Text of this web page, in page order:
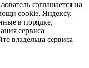
соглашается на
cookie, Яндексу.
в порядке,
сервиса
владельца сервиса